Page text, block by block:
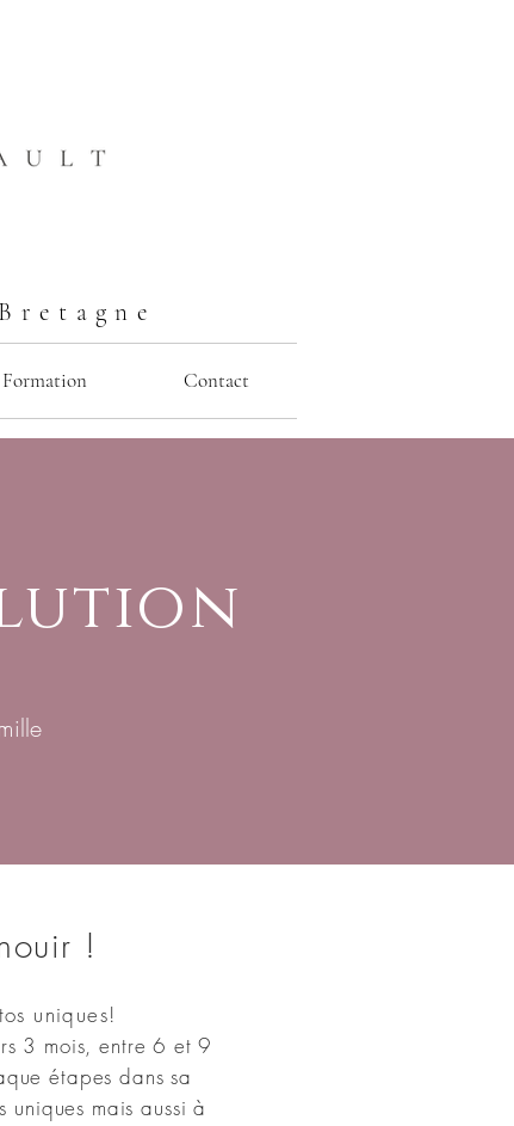
Formation Contact
!
uniques!
3 mois, entre 6 et 9
étapes dans sa
mais aussi à